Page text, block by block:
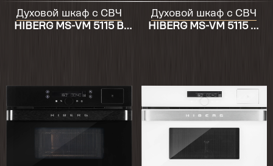
Духовой шкаф с СВЧ
HIBERG MS-VM 5115 B
Духовой шкаф с СВЧ
HIBERG MS-VM 5115 W